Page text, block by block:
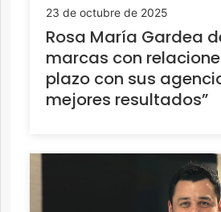
23 de octubre de 2025
Rosa María Gardea
marcas con
plazo con sus
mejores resultados”